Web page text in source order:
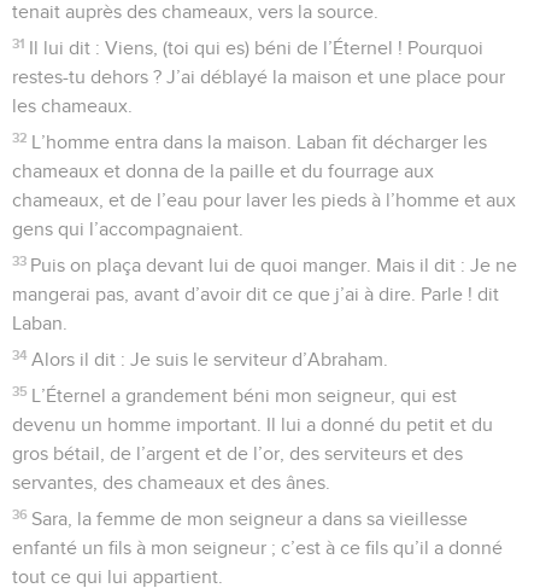
tenait auprès des chameaux, vers la source.
31 Il lui dit : Viens, (toi qui es) béni de l’Éternel ! Pourquoi
restes-tu dehors ? J’ai déblayé la maison et une place pour
les chameaux.
32 L’homme entra dans la maison. Laban fit décharger les
chameaux et donna de la paille et du fourrage aux
chameaux, et de l’eau pour laver les pieds à l’homme et aux
gens qui l’accompagnaient.
33 Puis on plaça devant lui de quoi manger. Mais il dit : Je ne
mangerai pas, avant d’avoir dit ce que j’ai à dire. Parle ! dit
Laban.
34 Alors il dit : Je suis le serviteur d’Abraham.
35 L’Éternel a grandement béni mon seigneur, qui est
devenu un homme important. Il lui a donné du petit et du
gros bétail, de l’argent et de l’or, des serviteurs et des
servantes, des chameaux et des ânes.
36 Sara, la femme de mon seigneur a dans sa vieillesse
enfanté un fils à mon seigneur ; c’est à ce fils qu’il a donné
tout ce qui lui appartient.